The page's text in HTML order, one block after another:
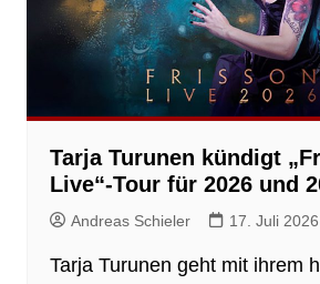
Tarja Turunen kündigt
Live“-Tour für 2026 und
Andreas Schieler 17. Juli 2026
Tarja Turunen geht mit ihrem